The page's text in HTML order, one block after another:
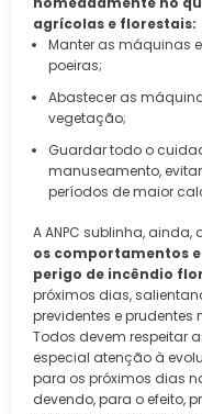
agrícolas e florestais:
Manter as máquinas
poeiras;
Abastecer as
vegetação;
Guardar todo o
manuseamento,
períodos de maior
A ANPC sublinha,
os comportamentos
perigo de incêndio
próximos dias,
previdentes e prudentes
Todos devem respeitar
especial atenção à
para os próximos dias
devendo, para o efeito,